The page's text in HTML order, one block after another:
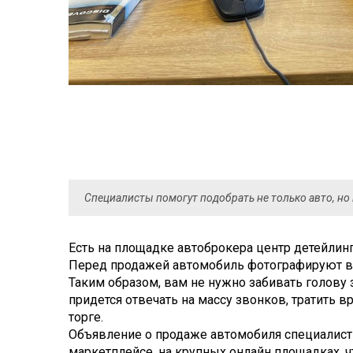
вас
актуален,
вы
точно
пойдёте
«Автоллион»,
из
множества
автосалонов
областной
столицы
отличает
Специалисты помогут подобрать не только авто,
Есть на площадке автоброкера центр
Перед продажей автомобиль фотографируют
Таким образом, вам не нужно забивать
придется отвечать на массу звонков,
торге.
Объявление о продаже автомобиля